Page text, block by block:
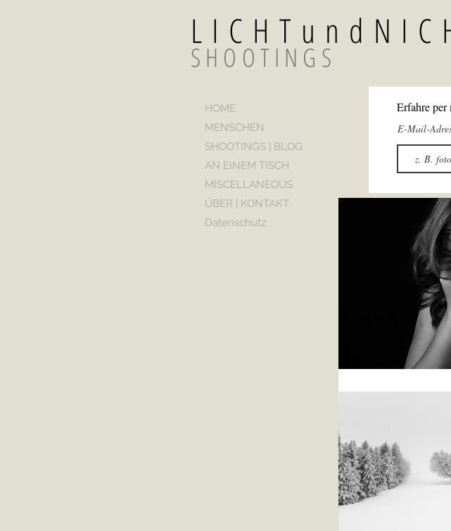
SHOOTINGS
Erfahre per
E-Mail-
HOME
MENSCHEN
SHOOTINGS | BLOG
AN EINEM TISCH
MISCELLANEOUS
ÜBER | KONTAKT
Datenschutz